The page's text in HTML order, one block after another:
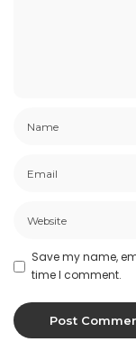
Save my name,
time I comment.